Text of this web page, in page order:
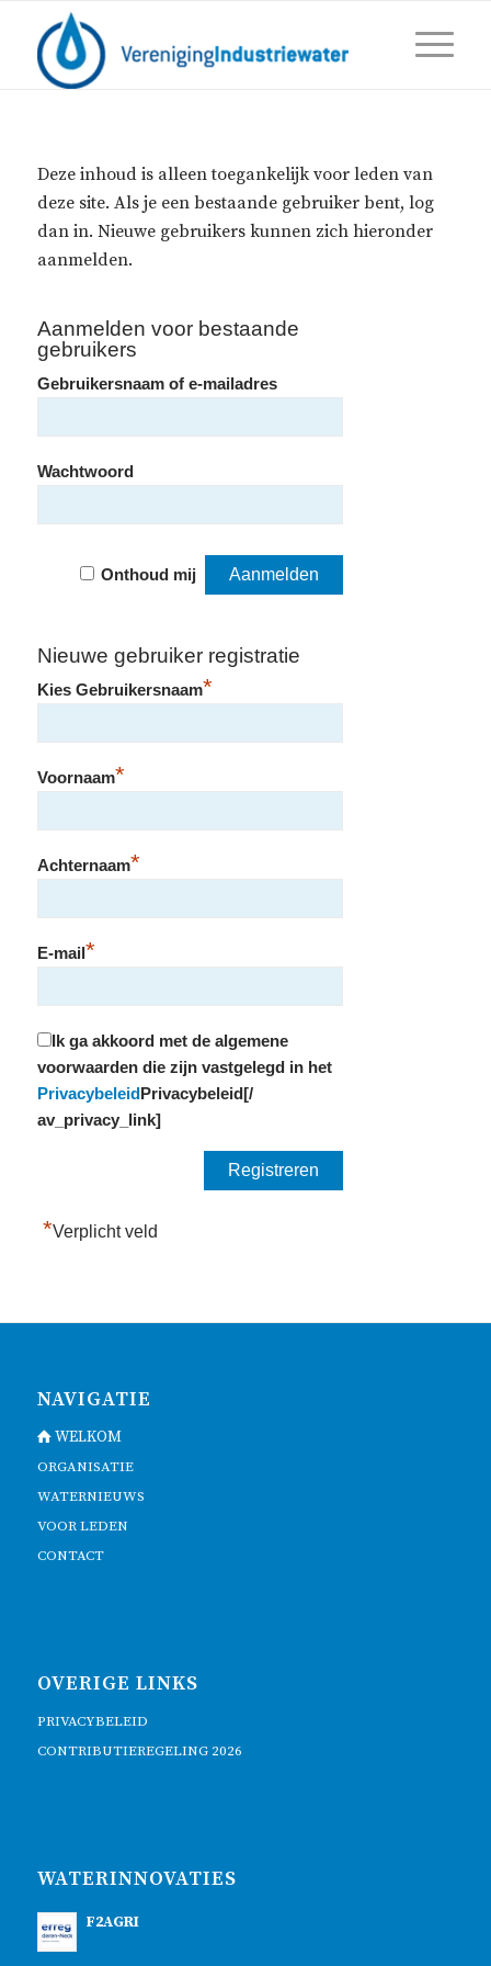
Deze inhoud is alleen toegankelijk voor leden van
deze site. Als je een bestaande gebruiker bent, log
dan in. Nieuwe gebruikers kunnen zich hieronder
aanmelden.
Aanmelden voor bestaande
gebruikers
Gebruikersnaam of e-mailadres
Wachtwoord
Onthoud mij
Nieuwe gebruiker registratie
Kies Gebruikersnaam*
Voornaam*
Achternaam*
E-mail*
Ik ga akkoord met de algemene
voorwaarden die zijn vastgelegd in het
PrivacybeleidPrivacybeleid[/
av_privacy_link]
*Verplicht veld
NAVIGATIE
WELKOM
ORGANISATIE
WATERNIEUWS
VOOR LEDEN
CONTACT
OVERIGE LINKS
PRIVACYBELEID
CONTRIBUTIEREGELING 2026
WATERINNOVATIES
F2AGRI